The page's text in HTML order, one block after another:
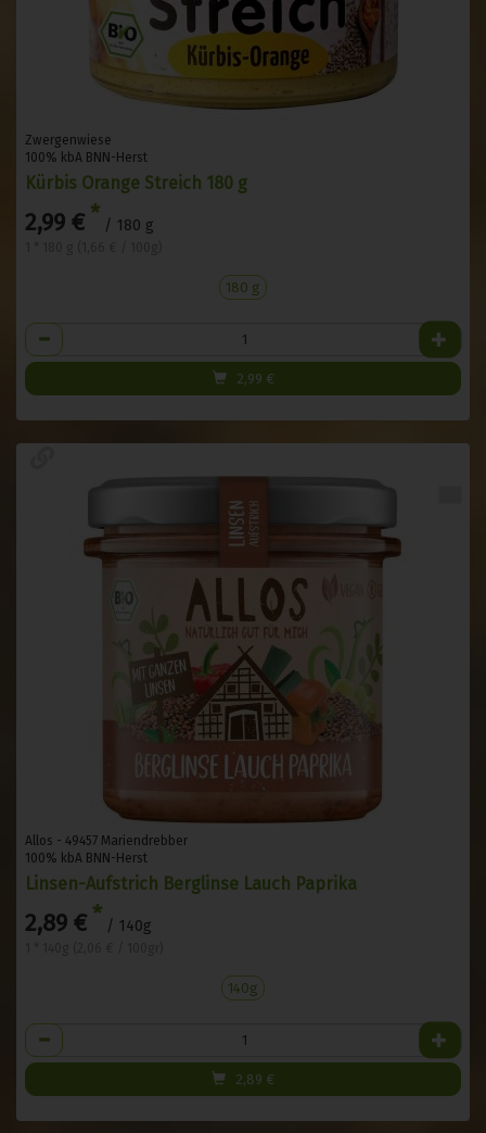
Zwergenwiese
100% kbA BNN-Herst
Kürbis Orange Streich 180 g
2,99 € * / 180 g
180 g
Anzahl
2,99 €
Allos - 49457 Mariendrebber
100% kbA BNN-Herst
Linsen-Aufstrich Berglinse Lauch Paprika
2,89 € * / 140g
140g
Anzahl
2,89 €